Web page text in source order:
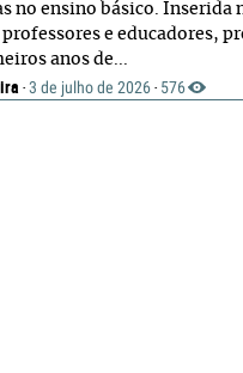
no ensino básico. Inserida
e educadores,
anos de...
· 3 de julho de 2026 · 576